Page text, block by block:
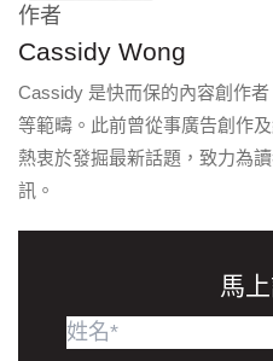
作者
Cassidy Wong
Cassidy 是快而保的內容創作
等範疇。此前曾從事廣告創作
熱衷於發掘最新話題，致力為
訊。
馬